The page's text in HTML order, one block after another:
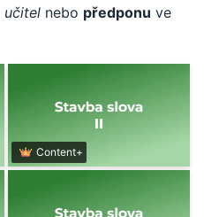
učitel nebo předponu ve
Content+